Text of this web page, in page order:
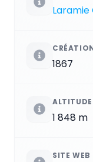
1867
ALTITUDE
1 848 m
SITE WEB